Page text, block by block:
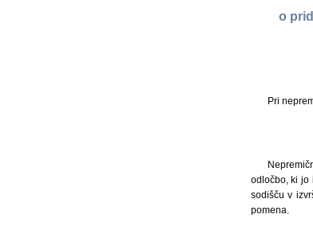
o
Pri
odločbo, ki jo
sodišču v
pomena.